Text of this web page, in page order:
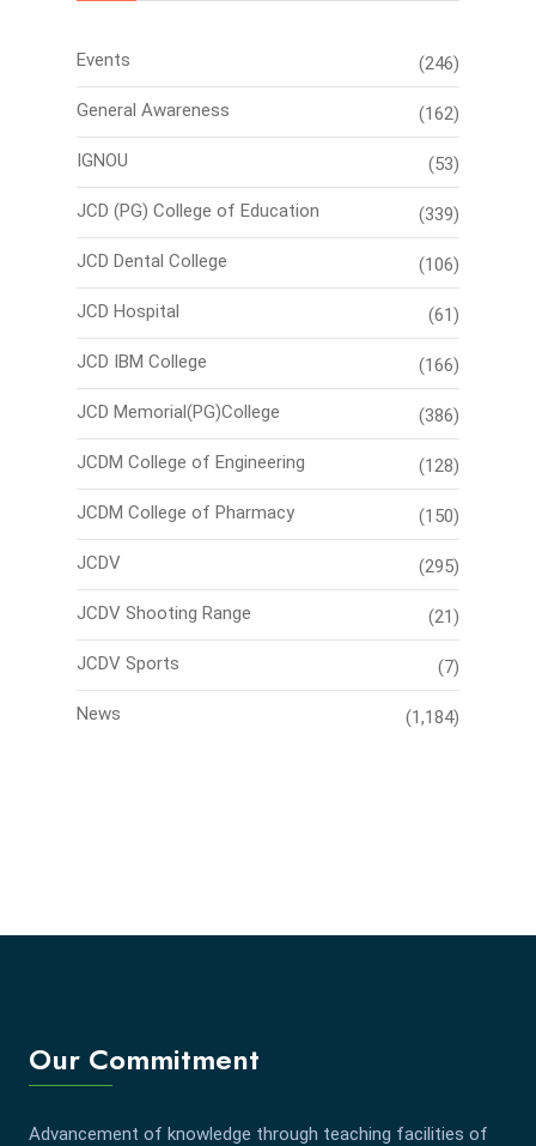
Events (246)
General Awareness (162)
IGNOU (53)
JCD (PG) College of Education (339)
JCD Dental College (106)
JCD Hospital (61)
JCD IBM College (166)
JCD Memorial(PG)College (386)
JCDM College of Engineering (128)
JCDM College of Pharmacy (150)
JCDV (295)
JCDV Shooting Range (21)
JCDV Sports (7)
News (1,184)
Our Commitment
Advancement of knowledge through teaching facilities of